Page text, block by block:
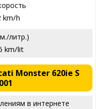
km/h
литр.)
km/lit
Monster 620ie S
в интернете